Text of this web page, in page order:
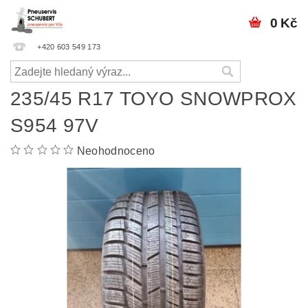
+420 603 549 173
0 Kč
235/45 R17 TOYO SNOWPROX
S954 97V
Neohodnoceno